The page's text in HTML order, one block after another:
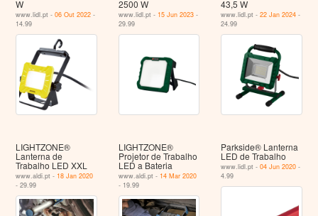
W
www.lidl.pt -06 Out 2022 -
14.99
2500 W
www.lidl.pt - 15 Jun 2023-
29.99
43,5 W
www.lidl.pt -22 Jan 2024 -
24.99
LIGHTZONE®
Lanterna de
Trabalho LED XXL
www.aldi.pt - 18 Jan 2020
- 29.99
LIGHTZONE®
Projetor de Trabalho
LED a Bateria
www.aldi.pt - 14 Mar 2020
- 19.99
Parkside® Lanterna
LED de Trabalho
www.lidl.pt -04 Jun 2020 -
4.99